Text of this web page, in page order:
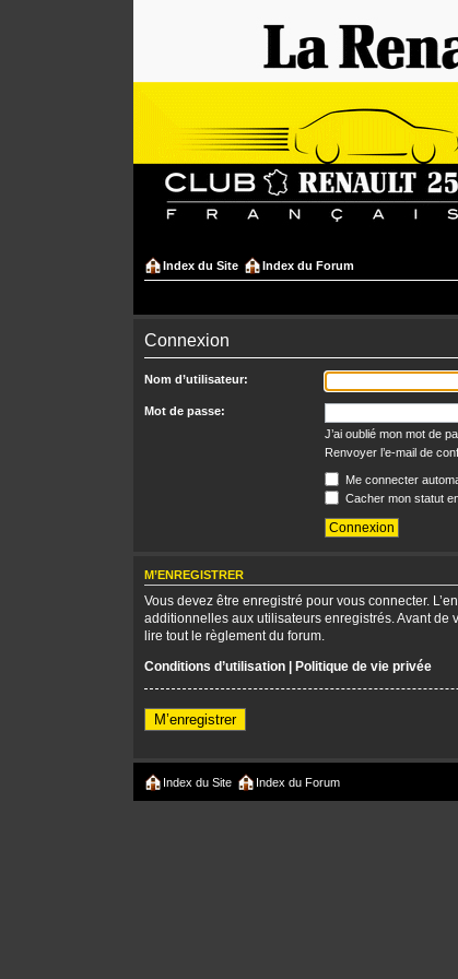
Index du Site Index du Forum
Connexion
Nom d’utilisateur:
Mot de passe:
J’ai oublié mon mot de
Renvoyer l’e-mail de
Me connecter
Cacher mon statut
M’ENREGISTRER
Vous devez être enregistré pour vous connecter.
additionnelles aux utilisateurs enregistrés. Avant de
lire tout le règlement du forum.
Conditions d’utilisation | Politique de vie privée
M’enregistrer
Index du Site Index du Forum